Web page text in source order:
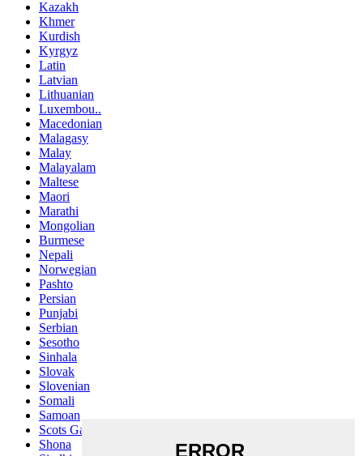
Kazakh
Khmer
Kurdish
Kyrgyz
Latin
Latvian
Lithuanian
Luxembou..
Macedonian
Malagasy
Malay
Malayalam
Maltese
Maori
Marathi
Mongolian
Burmese
Nepali
Norwegian
Pashto
Persian
Punjabi
Serbian
Sesotho
Sinhala
Slovak
Slovenian
Somali
Samoan
Scots Gaelic
Shona